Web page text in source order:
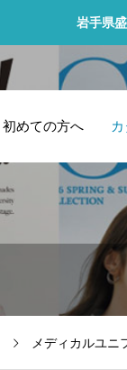
岩手県
初めての方へ
メディカルユニ